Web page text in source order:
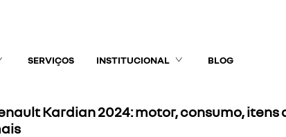
SERVIÇOS INSTITUCIONAL BLOG
Kardian 2024: motor, consumo, itens